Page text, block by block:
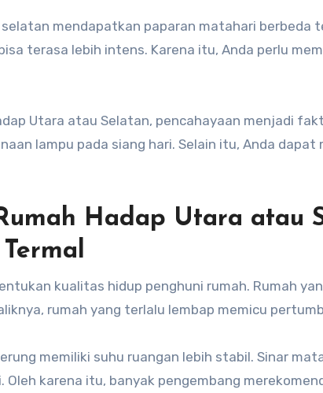
selatan mendapatkan paparan matahari berbeda
terasa lebih intens. Karena itu, Anda perlu
Utara atau Selatan, pencahayaan menjadi
lampu pada siang hari. Selain itu, Anda
Hadap Utara atau
kualitas hidup penghuni rumah. Rumah
rumah yang terlalu lembap memicu
memiliki suhu ruangan lebih stabil. Sinar
Oleh karena itu, banyak pengembang